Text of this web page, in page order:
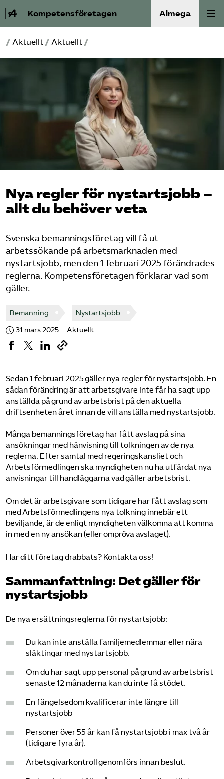
Kompetensföretagen Almega
Aktuellt
Våra frågor
Om oss
Omsättningsstatistik
Webbutik
Mina sidor
Logga in på Arbetsgivarguiden
Sök på kompetensforetagen.se
/ Aktuellt / Aktuellt /
Nya regler för nystartsjobb –
allt du behöver veta
Svenska bemanningsföretag vill få ut
arbetssökande på arbetsmarknaden med
nystartsjobb, men den 1 februari 2025 förändrades
reglerna. Kompetensföretagen förklarar vad som
gäller.
Bemanning Nystartsjobb
31 mars 2025 Aktuellt
Sedan 1 februari 2025 gäller nya regler för nystartsjobb. En
sådan förändring är att arbetsgivare inte får ha sagt upp
anställda på grund av arbetsbrist på den aktuella
driftsenheten året innan de vill anställa med nystartsjobb.
Många bemanningsföretag har fått avslag på sina
ansökningar med hänvisning till tolkningen av de nya
reglerna. Efter samtal med regeringskansliet och
Arbetsförmedlingen ska myndigheten nu ha utfärdat nya
anvisningar till handläggarna vad gäller arbetsbrist.
Om det är arbetsgivare som tidigare har fått avslag som
med Arbetsförmedlingens nya tolkning innebär ett
beviljande, är de enligt myndigheten välkomna att komma
in med en ny ansökan (eller ompröva avslaget).
Har ditt företag drabbats? Kontakta oss!
Sammanfattning: Det gäller för
nystartsjobb
De nya ersättningsreglerna för nystartsjobb:
Du kan inte anställa familjemedlemmar eller nära
släktingar med nystartsjobb.
Om du har sagt upp personal på grund av arbetsbrist
senaste 12 månaderna kan du inte få stödet.
En fängelsedom kvalificerar inte längre till
nystartsjobb
Personer över 55 år kan få nystartsjobb i max två år
(tidigare fyra år).
Arbetsgivarkontroll genomförs innan beslut.